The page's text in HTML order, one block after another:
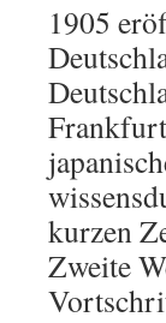
1905
kurzen
Zweite